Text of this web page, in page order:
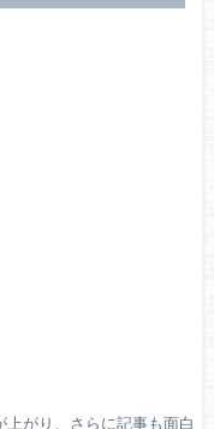
がり、さらに記事も面白